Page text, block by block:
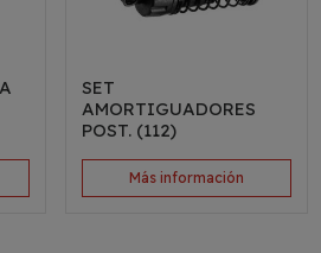
SET
AMORTIGUADORES
POST. (112)
Más información